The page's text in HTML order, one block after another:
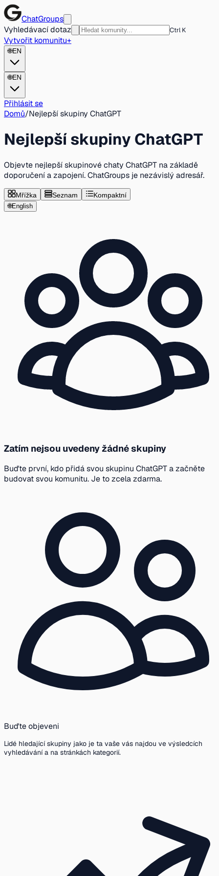
ChatGroups
Vyhledávací dotaz
Ctrl K
Vytvořit komunitu+
🌐EN
🌐EN
Přihlásit se
Domů/Nejlepší skupiny ChatGPT
Nejlepší skupiny ChatGPT
Objevte nejlepší skupinové chaty ChatGPT na základě
doporučení a zapojení. ChatGroups je nezávislý adresář.
Mřížka Seznam Kompaktní
🌐English
Zatím nejsou uvedeny žádné skupiny
Buďte první, kdo přidá svou skupinu ChatGPT a začněte
budovat svou komunitu. Je to zcela zdarma.
Buďte objeveni
Lidé hledající skupiny jako je ta vaše vás najdou ve výsledcích
vyhledávání a na stránkách kategorií.